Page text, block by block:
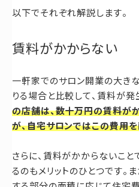
以下でそれぞれ解説します。
賃料がかからない
一軒家でのサロン開業の大き
りる場合と比較して、賃料が発
の店舗は、数十万円の賃料が
が、自宅サロンではこの費用を
さらに、賃料がかからないこ
るのもメリットのひとつです。